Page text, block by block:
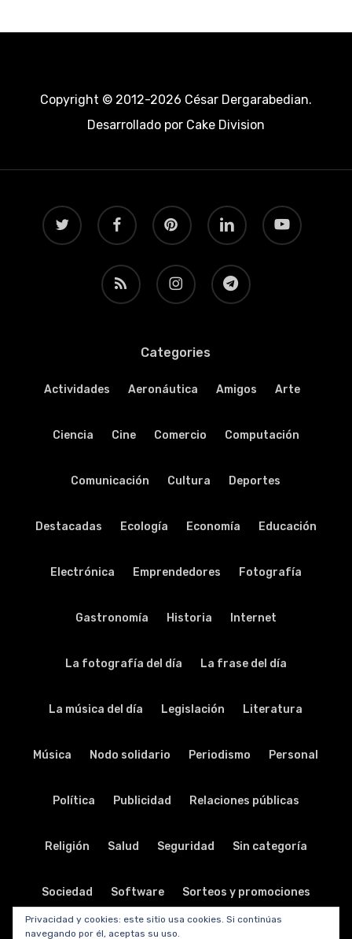
Copyright © 2012-2026 César Dergarabedian.
Desarrollado porCake Division
twitter facebook pinterest linkedin youtube
RSS instagram telegram
Categories
Actividades Aeronáutica Amigos Arte
Ciencia Cine Comercio Computación
Comunicación Cultura Deportes
Destacadas Ecología Economía Educación
Electrónica Emprendedores Fotografía
Gastronomía Historia Internet
La fotografía del día La frase del día
La música del día Legislación Literatura
Música Nodo solidario Periodismo Personal
Política Publicidad Relaciones públicas
Religión Salud Seguridad Sin categoría
Sociedad Software Sorteos y promociones
Privacidad y cookies: este sitio usa cookies. Si continúas
navegando por él, aceptas su uso.